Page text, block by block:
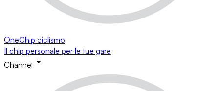
OneChip ciclismo
Il chip personale per le tue gare
Channel